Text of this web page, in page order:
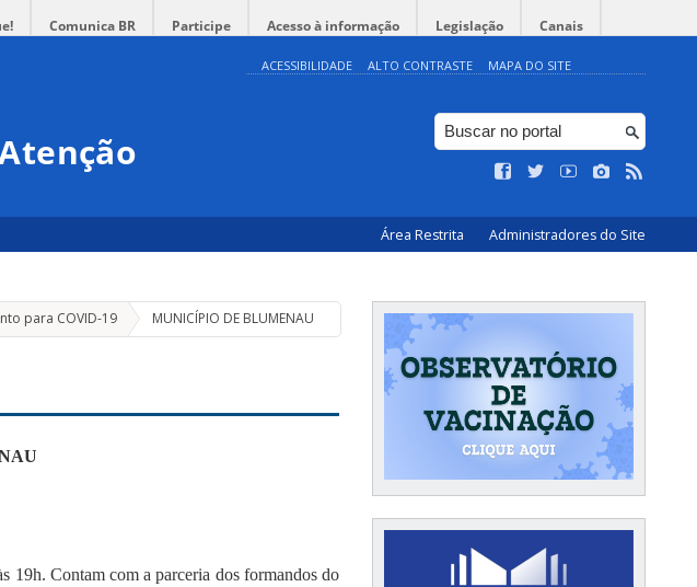
Comunica BR Participe Acesso à informação Legislação Canais
ACESSIBILIDADE ALTO CONTRASTE MAPA DO SITE
Área Restrita Administradores do Site
para COVID-19 MUNICÍPIO DE BLUMENAU
19h. Contam com a parceria dos formandos do